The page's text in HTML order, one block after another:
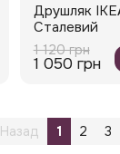
Друшляк
Сталевий
1 120 грн
1 050 грн
Назад 1 2 3